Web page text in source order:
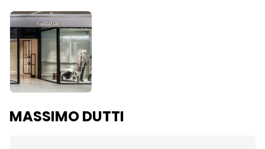
MASSIMO DUTTI